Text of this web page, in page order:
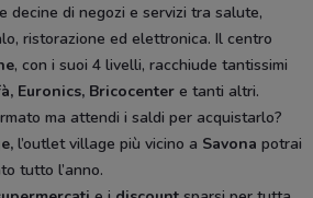
decine di negozi e servizi tra salute,
ristorazione ed elettronica. Il centro
, con i suoi 4 livelli, racchiude tantissimi
Euronics, Bricocenter e tanti altri.
ma attendi i saldi per acquistarlo?
l’outlet village più vicino a Savona potrai
tutto l’anno.